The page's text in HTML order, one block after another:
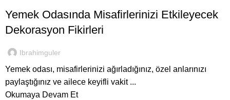
Yemek Odasında Misafirlerinizi Etkileyecek
Dekorasyon Fikirleri
Ibrahimguler
Yemek odası, misafirlerinizi ağırladığınız, özel anlarınızı
paylaştığınız ve ailece keyifli vakit ...
Okumaya Devam Et